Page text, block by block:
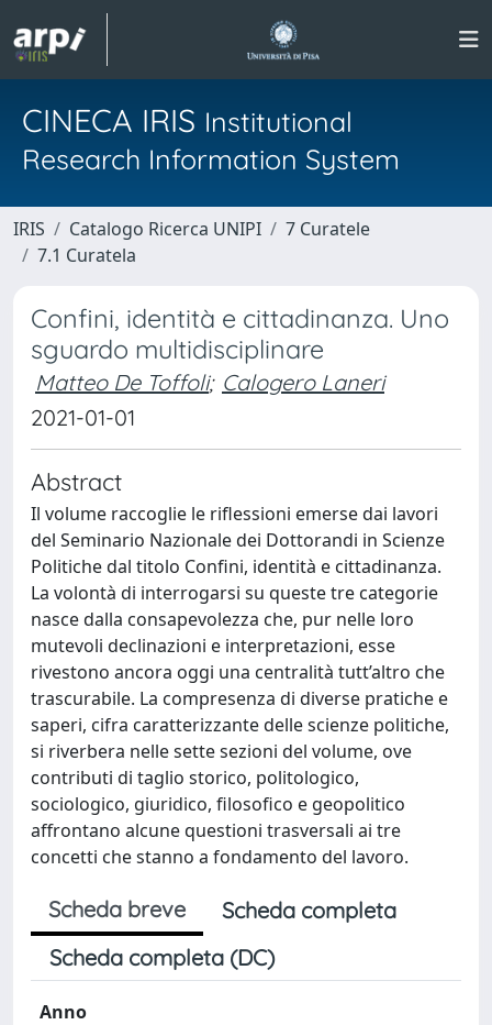
CINECA IRIS Institutional
Research Information System
IRIS Catalogo Ricerca UNIPI
7 Curatele
7.1 Curatela
Confini, identità e cittadinanza. Uno
sguardo multidisciplinare
Matteo De Toffoli; Calogero Laneri
2021-01-01
Abstract
Il volume raccoglie le riflessioni emerse dai lavori
del Seminario Nazionale dei Dottorandi in Scienze
Politiche dal titolo Confini, identità e cittadinanza.
La volontà di interrogarsi su queste tre categorie
nasce dalla consapevolezza che, pur nelle loro
mutevoli declinazioni e interpretazioni, esse
rivestono ancora oggi una centralità tutt’altro che
trascurabile. La compresenza di diverse pratiche e
saperi, cifra caratterizzante delle scienze politiche,
si riverbera nelle sette sezioni del volume, ove
contributi di taglio storico, politologico,
sociologico, giuridico, filosofico e geopolitico
affrontano alcune questioni trasversali ai tre
concetti che stanno a fondamento del lavoro.
Scheda breve
Scheda completa
Scheda completa (DC)
Anno